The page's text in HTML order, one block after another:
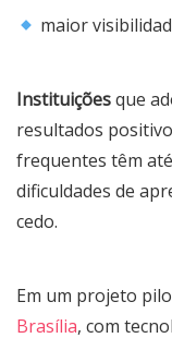
maior
Instituiçõesque
resultados
frequentes têm
dificuldades de
cedo.
Em um projeto
Brasília, com